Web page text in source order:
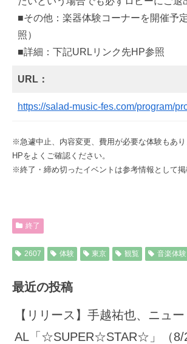
■その他：楽器体験コーナーを開催予
照）
■詳細：下記URLリンク先HP参照
URL：
https://salad-music-fes.com/program/
※急遽中止、内容変更、費用が必要な体験もあ
HPをよくご確認ください。
※終了・締め切ったイベントは参考情報として掲
終了
2607 体験 東京 観覧 音楽体験
最近の投稿
【リリース】手越祐也、ニュー
AL「☆SUPER☆STAR☆」（8/